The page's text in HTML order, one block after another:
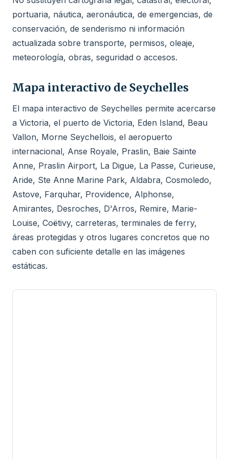
portuaria, náutica, aeronáutica, de emergencias, de
conservación, de senderismo ni información
actualizada sobre transporte, permisos, oleaje,
meteorología, obras, seguridad o accesos.
Mapa interactivo de Seychelles
El mapa interactivo de Seychelles permite acercarse
a Victoria, el puerto de Victoria, Eden Island, Beau
Vallon, Morne Seychellois, el aeropuerto
internacional, Anse Royale, Praslin, Baie Sainte
Anne, Praslin Airport, La Digue, La Passe, Curieuse,
Aride, Ste Anne Marine Park, Aldabra, Cosmoledo,
Astove, Farquhar, Providence, Alphonse,
Amirantes, Desroches, D'Arros, Remire, Marie-
Louise, Coëtivy, carreteras, terminales de ferry,
áreas protegidas y otros lugares concretos que no
caben con suficiente detalle en las imágenes
estáticas.